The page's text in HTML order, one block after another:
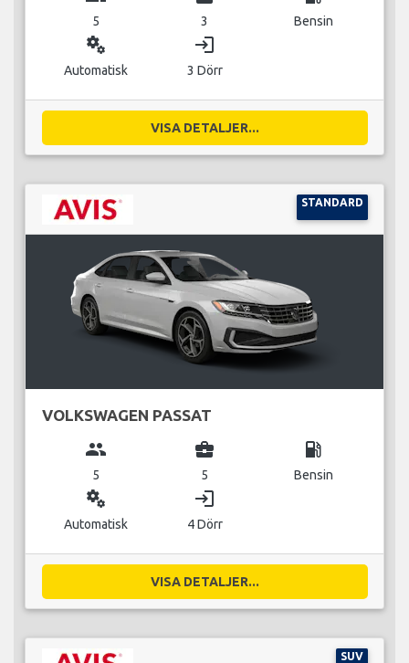
5 3 Bensin
miscellaneous_services
Automatisk
login
3 Dörr
VISA DETALJER...
STANDARD
VOLKSWAGEN PASSAT
group
5
business_center
5
local_gas_station
Bensin
miscellaneous_services
Automatisk
login
4 Dörr
VISA DETALJER...
SUV